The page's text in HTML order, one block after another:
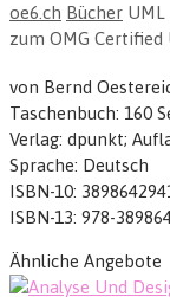
oe6.ch Bücher
zum OMG
von Bernd
Taschenbuch: 160
Verlag: dpunkt;
Sprache: Deutsch
ISBN-10:
ISBN-13: 978-
Ähnliche Angebote